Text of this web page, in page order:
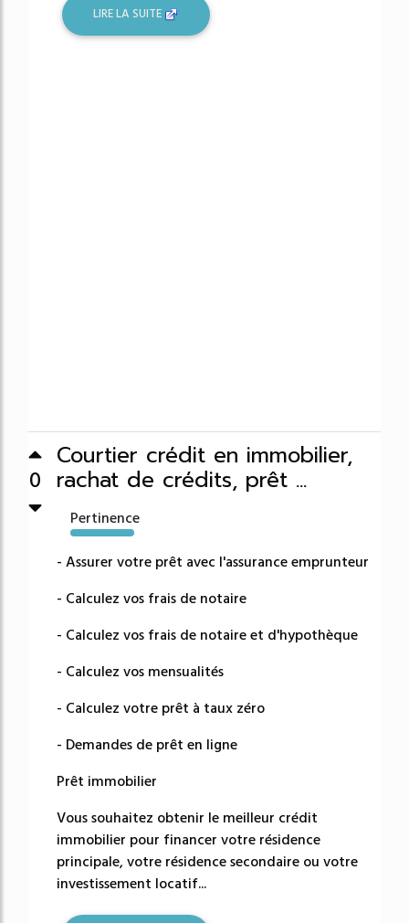
LIRE LA SUITE
0
Courtier crédit en immobilier,
rachat de crédits, prêt ...
Pertinence
51053%
- Assurer votre prêt avec l'assurance emprunteur
- Calculez vos frais de notaire
- Calculez vos frais de notaire et d'hypothèque
- Calculez vos mensualités
- Calculez votre prêt à taux zéro
- Demandes de prêt en ligne
Prêt immobilier
Vous souhaitez obtenir le meilleur crédit
immobilier pour financer votre résidence
principale, votre résidence secondaire ou votre
investissement locatif...